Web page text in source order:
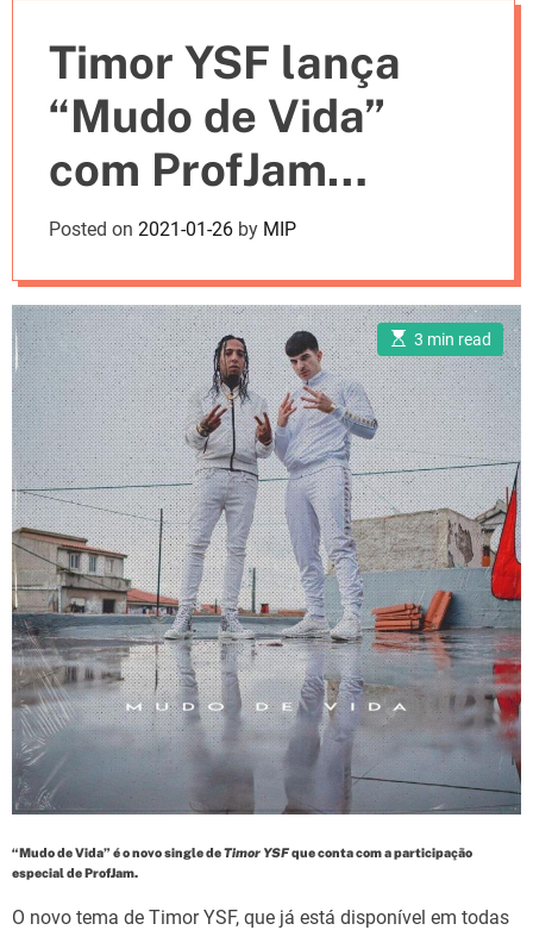
s
Timor YSF lança
“Mudo de Vida”
com ProfJam
[LETRA]
Posted on 2021-01-26 by MIP
E
s
t
i
m
a
t
e
d
r
e
a
d
t
i
e
3 min read
“Mudo de Vida” é o novo single deTimor YSFque conta com a participação
especial de ProfJam.
O novo tema de Timor YSF, que já está disponível em todas